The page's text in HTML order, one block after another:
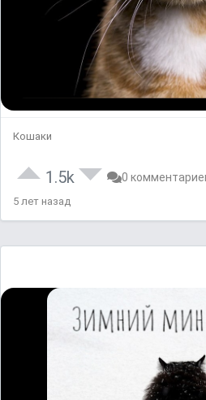
Кошаки
1.5k 0
5 лет назад